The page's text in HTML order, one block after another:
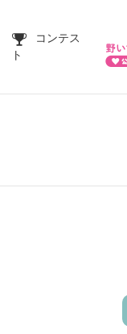
コンテス
ト